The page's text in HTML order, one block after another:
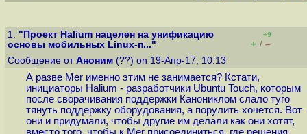
1. "Проект Halium нацелен на унификацию
основы мобильных Linux-п..."
+9
+ / –
Сообщение от Аноним (??) on 19-Апр-17, 10:13
А разве Mer именно этим не занимается? Кстати,
инициаторы Halium - разработчики Ubuntu Touch, которым
после сворачивания поддержки Канониклом слало туго
тянуть поддержку оборудования, а порулить хочется. Вот
они и придумали, чтобы другие им делали как они хотят,